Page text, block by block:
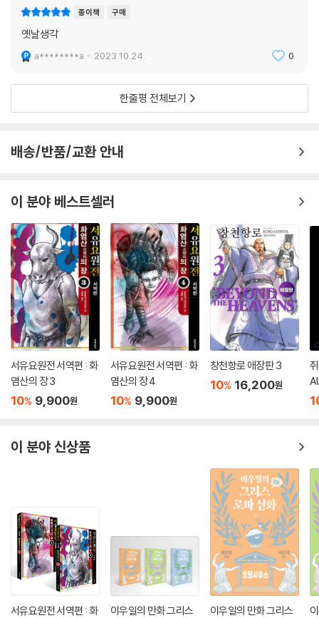
종이책 구매
옛날생각
a********a 2023.10.24. 0
한줄평 전체보기
배송/반품/교환 안내
이 분야 베스트셀러
서유요원전 서역편 : 화
염산의 장 3
10% 9,900원
서유요원전 서역편 : 화
염산의 장 4
10% 9,900원
창천항로 애장판 3
10% 16,200원
이 분야 신상품
서유요원전 서역편 : 화
이우일의 만화 그리스
이우일의 만화 그리스